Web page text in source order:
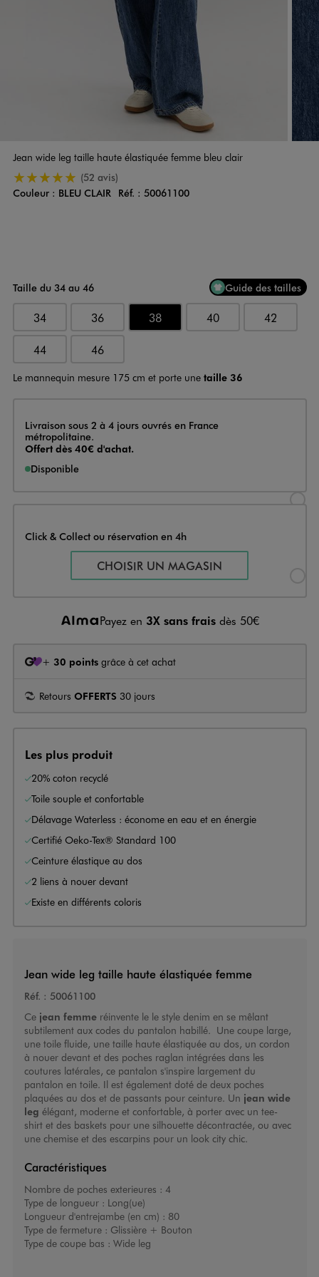
Jean wide leg taille haute élastiquée femme bleu clair
5/5 de moyenne(52 avis)
Couleur
Couleur : BLEU CLAIR Réf. : 50061100
Taille du 34 au 46 Guide des tailles
34 36 38 40 42
44 46
Le mannequin mesure 175 cm et porte une taille 36
Livraison
Livraison sous 2 à 4 jours ouvrés en France
métropolitaine.
Offert dès 40€ d'achat.
Disponible
Click & Collect ou réservation en 4h
Sélectionner l’option de
CHOISIR UN MAGASIN
Payez en 3X sans frais dès 50€
+ 30 points grâce à cet achat
Retours OFFERTS 30 jours
Les plus produit
20% coton recyclé
Toile souple et confortable
Délavage Waterless : économe en eau et en énergie
Certifié Oeko-Tex® Standard 100
Ceinture élastique au dos
2 liens à nouer devant
Existe en différents coloris
Jean wide leg taille haute élastiquée femme
Réf. : 50061100
Ce jean femmeréinvente le le style denim en se mêlant
subtilement aux codes du pantalon habillé. Une coupe large,
une toile fluide, une taille haute élastiquée au dos, un cordon
à nouer devant et des poches raglan intégrées dans les
coutures latérales, ce pantalon s'inspire largement du
pantalon en toile. Il est également doté de deux poches
plaquées au dos et de passants pour ceinture. Un jean wide
leg élégant, moderne et confortable, à porter avec un tee-
shirt et des baskets pour une silhouette décontractée, ou avec
une chemise et des escarpins pour un look city chic.
Caractéristiques
Nombre de poches exterieures : 4
Type de longueur : Long(ue)
Longueur d'entrejambe (en cm) : 80
Type de fermeture : Glissière + Bouton
Type de coupe bas : Wide leg